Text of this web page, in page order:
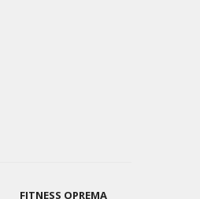
FITNESS OPREMA